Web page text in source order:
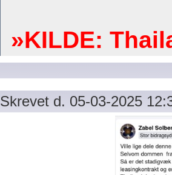
»KILDE:
Skrevet d. 05-03-2025